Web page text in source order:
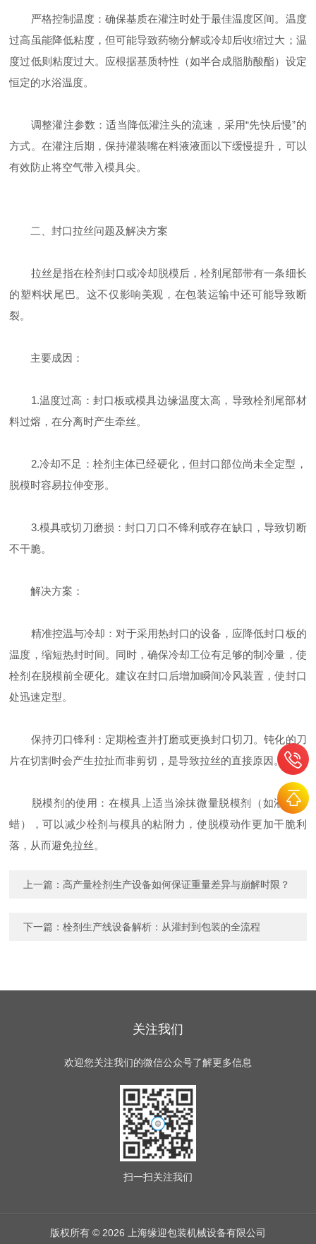
严格控制温度：确保基质在灌注时处于最佳温度区间。温度
过高虽能降低粘度，但可能导致药物分解或冷却后收缩过大；温
度过低则粘度过大。应根据基质特性（如半合成脂肪酸酯）设定
恒定的水浴温度。
调整灌注参数：适当降低灌注头的流速，采用“先快后慢”的
方式。在灌注后期，保持灌装嘴在料液液面以下缓慢提升，可以
有效防止将空气带入模具尖。
二、封口拉丝问题及解决方案
拉丝是指在栓剂封口或冷却脱模后，栓剂尾部带有一条细长
的塑料状尾巴。这不仅影响美观，在包装运输中还可能导致断
裂。
主要成因：
1.温度过高：封口板或模具边缘温度太高，导致栓剂尾部材
料过熔，在分离时产生牵丝。
2.冷却不足：栓剂主体已经硬化，但封口部位尚未全定型，
脱模时容易拉伸变形。
3.模具或切刀磨损：封口刀口不锋利或存在缺口，导致切断
不干脆。
解决方案：
精准控温与冷却：对于采用热封口的设备，应降低封口板的
温度，缩短热封时间。同时，确保冷却工位有足够的制冷量，使
栓剂在脱模前全硬化。建议在封口后增加瞬间冷风装置，使封口
处迅速定型。
保持刃口锋利：定期检查并打磨或更换封口切刀。钝化的刀
片在切割时会产生拉扯而非剪切，是导致拉丝的直接原因。
脱模剂的使用：在模具上适当涂抹微量脱模剂（如液体石
蜡），可以减少栓剂与模具的粘附力，使脱模动作更加干脆利
落，从而避免拉丝。
上一篇：高产量栓剂生产设备如何保证重量差异与崩解时限？
下一篇：栓剂生产线设备解析：从灌封到包装的全流程
关注我们
欢迎您关注我们的微信公众号了解更多信息
扫一扫关注我们
版权所有 © 2026 上海缘迎包装机械设备有限公司